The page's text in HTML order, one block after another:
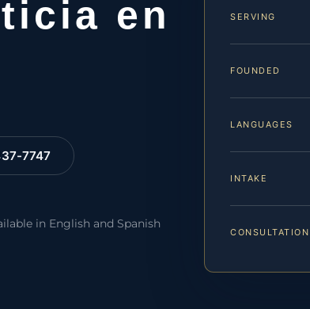
en
7747
in English and Spanish
SERVING
FOUNDED
LANGUAGES
INTAKE
CONSULTATION